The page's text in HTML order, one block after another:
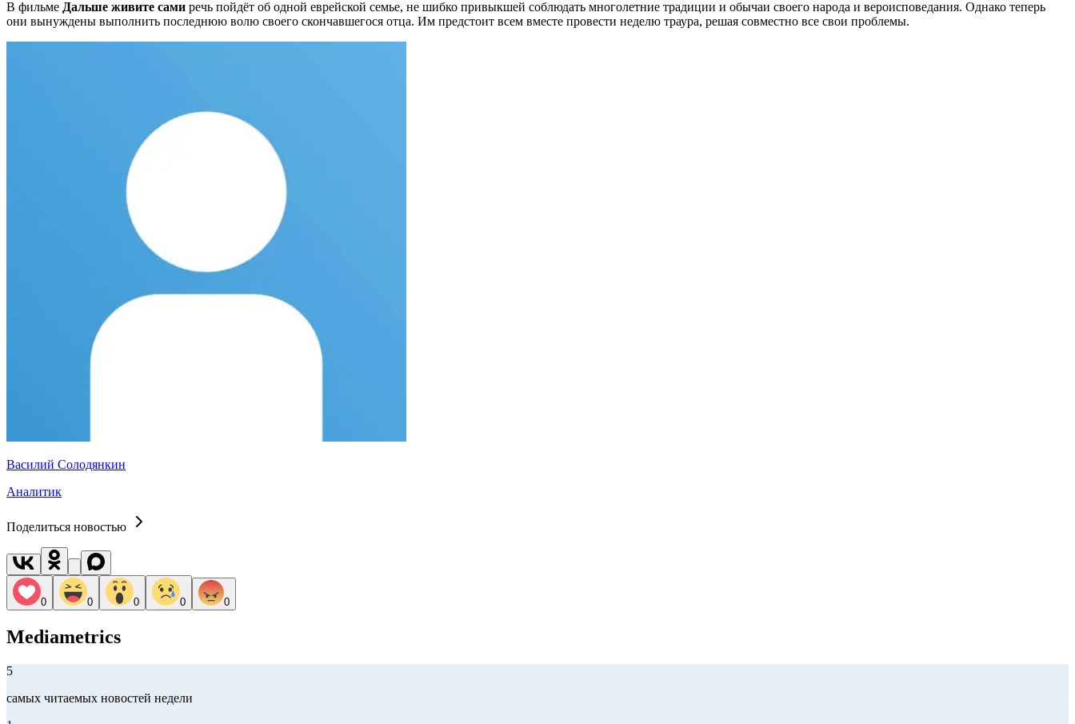
В фильме Дальше живите сами речь пойдёт об одной еврейской семье, не шибко привыкшей соблюдать многолетние традиции и обычаи своего народа и вероисповедания. Однако теперь
они вынуждены выполнить последнюю волю своего скончавшегося отца. Им предстоит всем вместе провести неделю траура, решая совместно все свои проблемы.
Василий Солодянкин
Аналитик
Поделиться новостью
0 0 0 0 0
Mediametrics
5
самых читаемых новостей недели